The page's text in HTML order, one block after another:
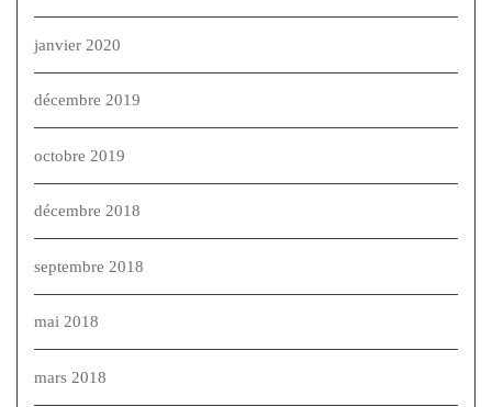
janvier 2020
décembre 2019
octobre 2019
décembre 2018
septembre 2018
mai 2018
mars 2018